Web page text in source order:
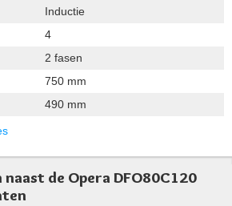
Inductie
4
2 fasen
750 mm
490 mm
de Opera DFO80C120